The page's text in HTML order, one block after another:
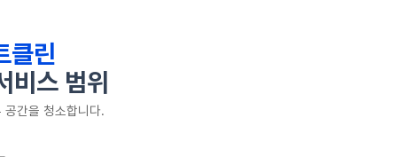
클린
비스 범위
간을 청소합니다.